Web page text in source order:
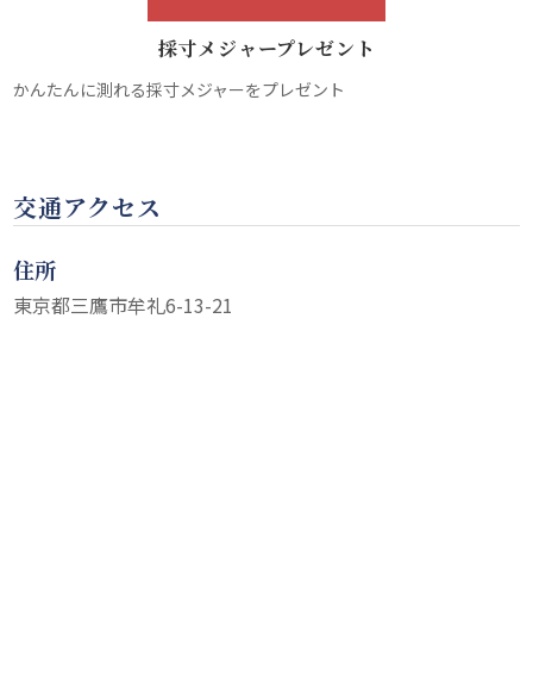
採寸メジャープレゼント
かんたんに測れる採寸メジャーをプレゼント
交通アクセス
住所
東京都三鷹市牟礼6-13-21